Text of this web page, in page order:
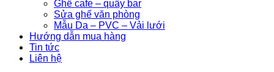
Ghế cafe – quầy bar
Sửa ghế văn phòng
Mẫu Da – PVC – Vải lưới
Hướng dẫn mua hàng
Tin tức
Liên hệ